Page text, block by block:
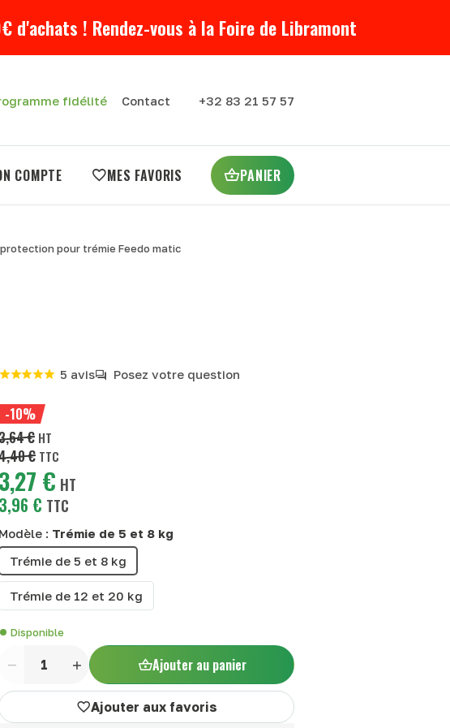
! Rendez-vous à la Foire de Libramont
fidélité Contact +32 83 21 57 57
COMPTE MES FAVORIS PANIER
pour trémie Feedo matic
5 avis
Posez votre question
-10%
€ HT
€ TTC
3,27 € HT
3,96 € TTC
Modèle : Trémie de 5 et 8 kg
Trémie de 5 et 8 kg
Trémie de 12 et 20 kg
Disponible
Quantité Ajouter au panier
Ajouter aux favoris